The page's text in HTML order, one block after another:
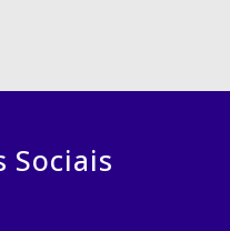
Sociais